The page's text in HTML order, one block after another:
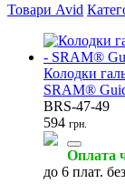
Товари Avid
Колодки
SRAM®
BRS-47-49
594 грн.
Оплата
до 6 плат.